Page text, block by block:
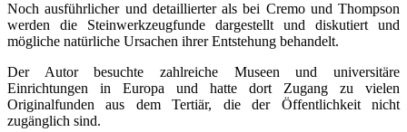
Noch ausführlicher und detaillierter als bei Cremo und Thompson
werden die Steinwerkzeugfunde dargestellt und diskutiert und
mögliche natürliche Ursachen ihrer Entstehung behandelt.
Der Autor besuchte zahlreiche Museen und universitäre
Einrichtungen in Europa und hatte dort Zugang zu vielen
Originalfunden aus dem Tertiär, die der Öffentlichkeit nicht
zugänglich sind.